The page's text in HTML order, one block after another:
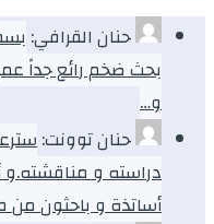
حنان القرافي:
بحث ضخم رائع جداً
و…
حنان توونت:
دراسته و مناقشته.و
أساتذة و باحثون من